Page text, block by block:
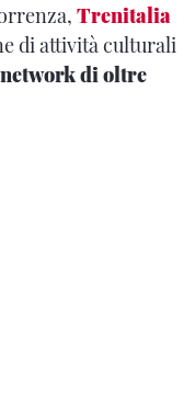
Trenitalia
di attività culturali
network di oltre